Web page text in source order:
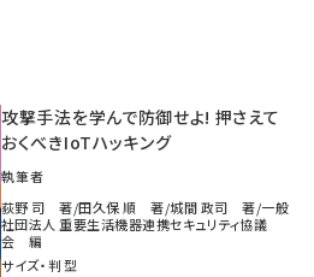
攻撃手法を学んで防御せよ! 押さえて
おくべきIoTハッキング
執筆者
荻野 司 著/田久保 順 著/城間 政司 著/一般
社団法人 重要生活機器連携セキュリティ協議
会 編
サイズ・判型